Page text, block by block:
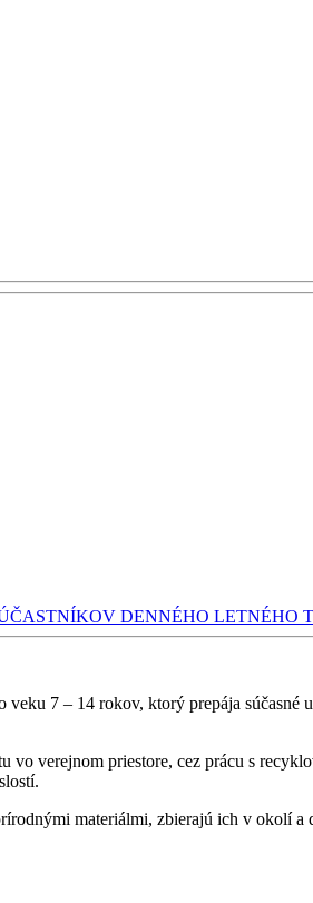
DENNÉHO LETNÉHO
7 – 14 rokov, ktorý prepája
verejnom priestore, cez prácu s
materiálmi, zbierajú ich v okolí